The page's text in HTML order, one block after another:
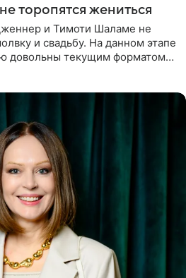
торопятся жениться
и Тимоти Шаламе не
и свадьбу. На данном этапе
довольны текущим форматом